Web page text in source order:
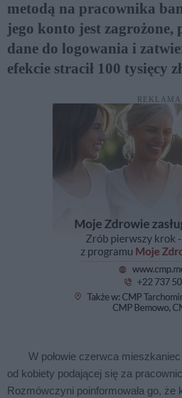
metodą na pracownika
jego konto jest zagrożone,
dane do logowania i
efekcie stracił 100 tysięcy
REKLAMA
W połowie czerwca mieszkaniec
od kobiety podającej się za
Rozmówczyni poinformowała go, że